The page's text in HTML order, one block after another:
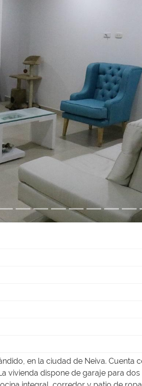
en la ciudad de Neiva. Cuenta
vivienda dispone de garaje para